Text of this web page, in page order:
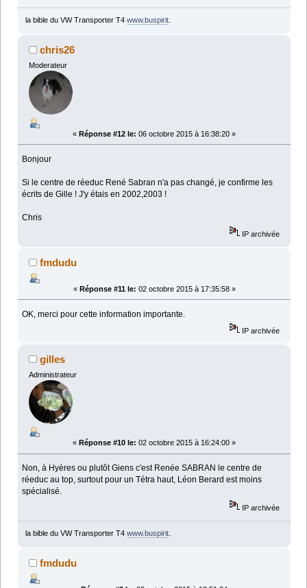
la bible du VW Transporter T4 www.buspirit.
chris26
Moderateur
« Réponse #12 le: 06 octobre 2015 à 16:38:20 »
Bonjour
Si le centre de réeduc René Sabran n'a pas changé, je confirme les
écrits de Gille ! J'y étais en 2002,2003 !
Chris
IP archivée
fmdudu
« Réponse #11 le: 02 octobre 2015 à 17:35:58 »
OK, merci pour cette information importante.
IP archivée
gilles
Administrateur
« Réponse #10 le: 02 octobre 2015 à 16:24:00 »
Non, à Hyères ou plutôt Giens c'est Renée SABRAN le centre de
réeduc au top, surtout pour un Tétra haut, Léon Berard est moins
spécialisé.
IP archivée
la bible du VW Transporter T4 www.buspirit.
fmdudu